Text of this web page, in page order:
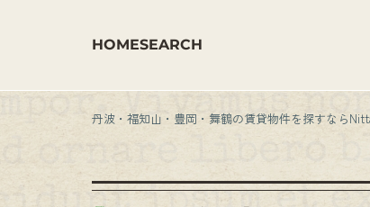
HOMESEARCH
丹波・福知山・豊岡・舞鶴の賃貸物件を探すなら